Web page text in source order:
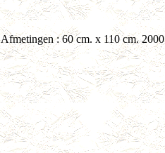
Afmetingen : 60 cm. x 110 cm. 2000